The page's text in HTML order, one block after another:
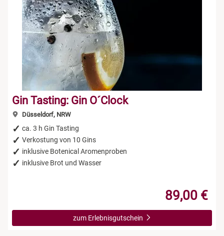
Gin Tasting: Gin O´Clock
Düsseldorf, NRW
ca. 3 h Gin Tasting
Verkostung von 10 Gins
inklusive Botenical Aromenproben
inklusive Brot und Wasser
89,00 €
zum Erlebnisgutschein